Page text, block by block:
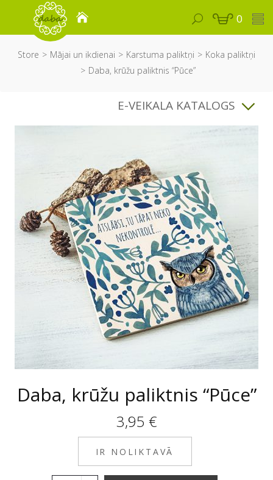
0
Store Mājai un ikdienai Karstuma paliktņi
Koka paliktņi
Daba, krūžu paliktnis “Pūce”
E-VEIKALA KATALOGS
Daba, krūžu paliktnis “Pūce”
3,95 €
IR NOLIKTAVĀ